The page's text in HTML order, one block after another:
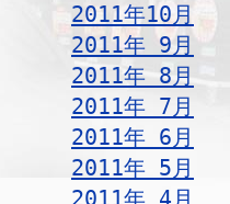
2011年10月
2011年 9月
2011年 8月
2011年 7月
2011年 6月
2011年 5月
2011年 4月